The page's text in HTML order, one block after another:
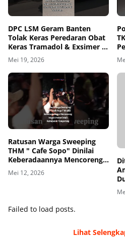
DPC LSM Geram Banten
Tolak Keras Peredaran Obat
Keras Tramadol & Exsimer di
Tangerang
Mei 19, 2026
Ratusan Warga Sweeping
THM " Cafe Sopo" Dinilai
Keberadaannya Mencoreng
Wajah Pemerintah
Kabupaten Tangerang
Mei 12, 2026
di
Failed to load posts.
Lihat